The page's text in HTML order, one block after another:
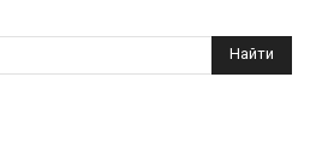
Найти